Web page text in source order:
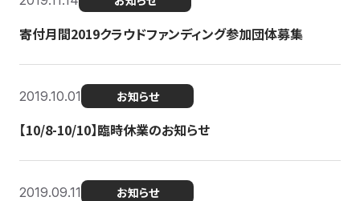
寄付月間2019クラウドファンディング参加団体募集
2019.10.01 お知らせ
【10/8-10/10】臨時休業のお知らせ
2019.09.11 お知らせ